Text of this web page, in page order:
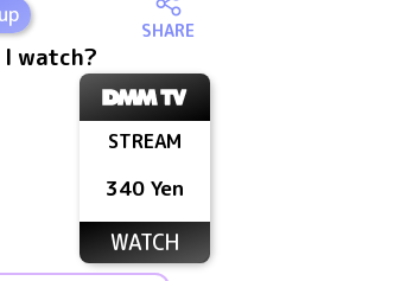
SHARE
I watch?
STREAM
340 Yen
WATCH